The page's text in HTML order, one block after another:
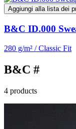
Aggiungi alla lista dei
B&C ID.000
280 g/m² / Classic Fit
B&C #
4 products